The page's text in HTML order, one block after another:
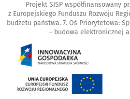
Projekt SISP współfinansowany
z Europejskiego Funduszu Rozwoju
budżetu państwa. 7. Oś Priorytetowa:
– budowa elektronicznej